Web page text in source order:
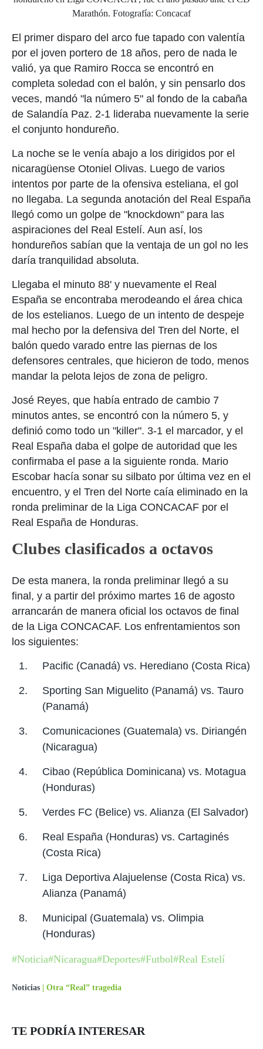
Marathón. Fotografía: Concacaf
El primer disparo del arco fue tapado con valentía
por el joven portero de 18 años, pero de nada le
valió, ya que Ramiro Rocca se encontró en
completa soledad con el balón, y sin pensarlo dos
veces, mandó "la número 5" al fondo de la cabaña
de Salandía Paz. 2-1 lideraba nuevamente la serie
el conjunto hondureño.
La noche se le venía abajo a los dirigidos por el
nicaragüense Otoniel Olivas. Luego de varios
intentos por parte de la ofensiva esteliana, el gol
no llegaba. La segunda anotación del Real España
llegó como un golpe de "knockdown" para las
aspiraciones del Real Estelí. Aun así, los
hondureños sabían que la ventaja de un gol no les
daría tranquilidad absoluta.
Llegaba el minuto 88' y nuevamente el Real
España se encontraba merodeando el área chica
de los estelianos. Luego de un intento de despeje
mal hecho por la defensiva del Tren del Norte, el
balón quedo varado entre las piernas de los
defensores centrales, que hicieron de todo, menos
mandar la pelota lejos de zona de peligro.
José Reyes, que había entrado de cambio 7
minutos antes, se encontró con la número 5, y
definió como todo un "killer". 3-1 el marcador, y el
Real España daba el golpe de autoridad que les
confirmaba el pase a la siguiente ronda. Mario
Escobar hacía sonar su silbato por última vez en el
encuentro, y el Tren del Norte caía eliminado en la
ronda preliminar de la Liga CONCACAF por el
Real España de Honduras.
Clubes clasificados a octavos
De esta manera, la ronda preliminar llegó a su
final, y a partir del próximo martes 16 de agosto
arrancarán de manera oficial los octavos de final
de la Liga CONCACAF. Los enfrentamientos son
los siguientes:
Pacific (Canadá) vs. Herediano (Costa Rica)
Sporting San Miguelito (Panamá) vs. Tauro
(Panamá)
Comunicaciones (Guatemala) vs. Diriangén
(Nicaragua)
Cibao (República Dominicana) vs. Motagua
(Honduras)
Verdes FC (Belice) vs. Alianza (El Salvador)
Real España (Honduras) vs. Cartaginés
(Costa Rica)
Liga Deportiva Alajuelense (Costa Rica) vs.
Alianza (Panamá)
Municipal (Guatemala) vs. Olimpia
(Honduras)
#Noticia#Nicaragua#Deportes#Futbol#Real Estelí
Noticias Otra “Real” tragedia
TE PODRÍA INTERESAR